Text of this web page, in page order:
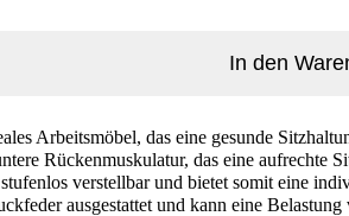
In den
Arbeitsmöbel, das eine gesunde
Rückenmuskulatur, das eine aufrechte
verstellbar und bietet somit eine
ausgestattet und kann eine